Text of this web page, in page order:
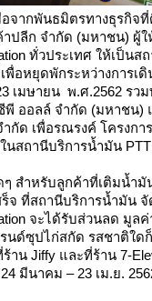
จากพันธมิตรทางธุรกิจ
ปลีก จำกัด (มหาชน) ผู้ใ
ทั่วประเทศ ให้เป็นส
อหยุดพักระหว่างการเ
เมษายน พ.ศ.2562 รว
ออลล์ จำกัด (มหาชน)
กัด เพื่อรณรงค์ โครงกา
สถานีบริการน้ำมัน PTT
รับลูกค้าที่เติมน้ำมัน
จ ที่สถานีบริการน้ำมัน
จะได้รับส่วนลด มูลค่
นด์ซุปไก่สกัด รสชาติใด
าน Jiffy และที่ร้าน 7-
มีนาคม – 23 เม.ย.